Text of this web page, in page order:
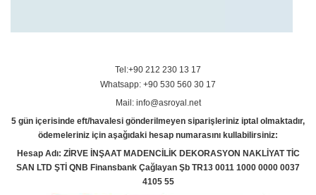
Tel:+90 212 230 13 17
Whatsapp: +90 530 560 30 17
Mail: info@asroyal.net
5 gün içerisinde eft/havalesi gönderilmeyen siparişleriniz iptal olmaktadır,
ödemeleriniz için aşağıdaki hesap numarasını kullabilirsiniz:
Hesap Adı: ZİRVE İNŞAAT MADENCİLİK DEKORASYON NAKLİYAT TİC
SAN LTD ŞTİ QNB Finansbank Çağlayan Şb TR13 0011 1000 0000 0037
4105 55